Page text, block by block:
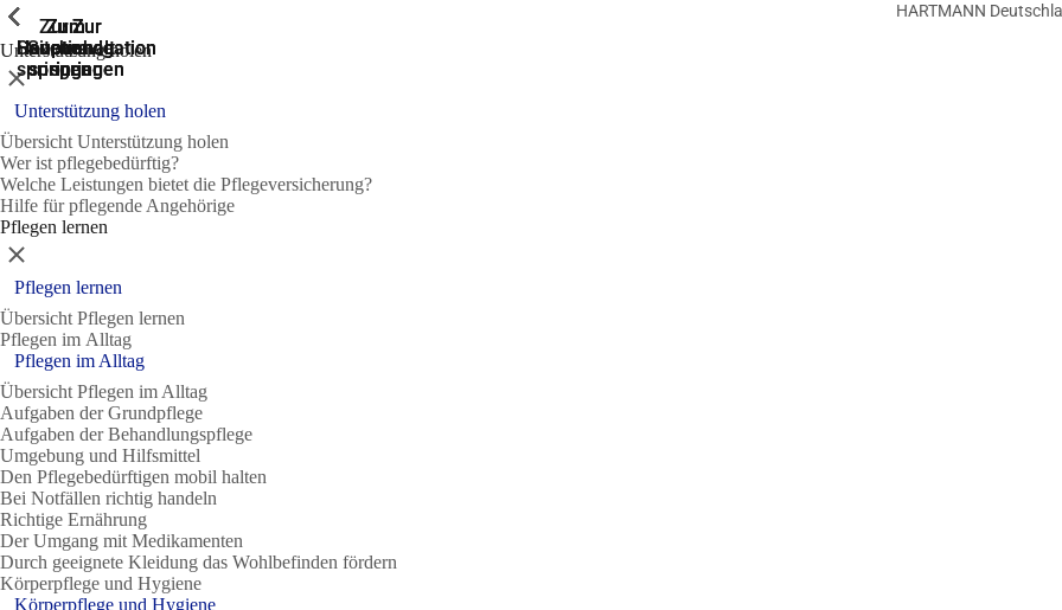
Zur
Suche
springen
Zur
Hauptnavigation
springen
Zur
Hauptnavigation
springen
Zum
Hauptinhalt
springen
Zum
Seitenende
springen
HARTMANN
Unterstützung holen
Zeige vorherige
Schließen
Unterstützung holen
Übersicht Unterstützung holen
Wer ist pflegebedürftig?
Welche Leistungen bietet die Pflegeversicherung?
Hilfe für pflegende Angehörige
Pflegen lernen
Zeige vorherige
Schließen
Pflegen lernen
Übersicht Pflegen lernen
Pflegen im Alltag
Zeige vorherige
Pflegen im Alltag
Übersicht Pflegen im Alltag
Aufgaben der Grundpflege
Aufgaben der Behandlungspflege
Umgebung und Hilfsmittel
Den Pflegebedürftigen mobil halten
Bei Notfällen richtig handeln
Richtige Ernährung
Der Umgang mit Medikamenten
Durch geeignete Kleidung das Wohlbefinden fördern
Körperpflege und Hygiene
Zeige vorherige
Körperpflege und Hygiene
Zeige vorherige
Zeige vorherige
Zeige vorherige
Zeige vorherige
Zeige vorherige
Zeige vorherige
Zeige vorherige
Zeige vorherige